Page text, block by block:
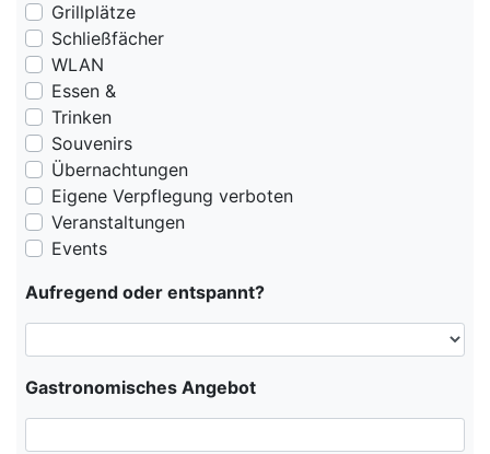
Grillplätze
Schließfächer
WLAN
Essen &
Trinken
Souvenirs
Übernachtungen
Eigene Verpflegung verboten
Veranstaltungen
Events
Aufregend oder entspannt?
Gastronomisches Angebot